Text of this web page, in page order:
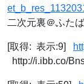
二次元裏＠ふたば
[取得: 表示:9]
http://i.ibb.co/